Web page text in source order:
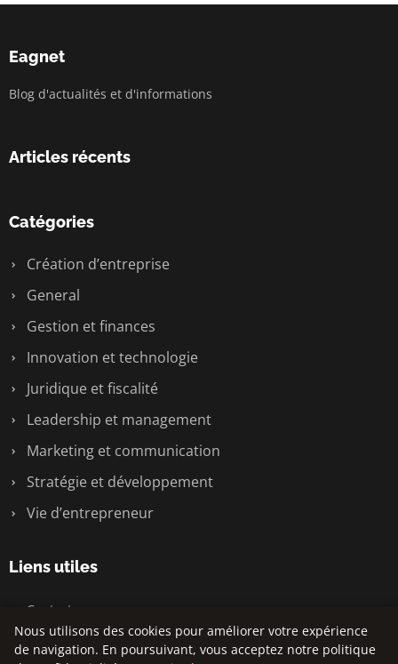
Eagnet
Blog d'actualités et d'informations
Articles récents
Catégories
Création d’entreprise
General
Gestion et finances
Innovation et technologie
Juridique et fiscalité
Leadership et management
Marketing et communication
Stratégie et développement
Vie d’entrepreneur
Liens utiles
Contact
Nous utilisons des cookies pour améliorer votre expérience
de navigation. En poursuivant, vous acceptez notre politique